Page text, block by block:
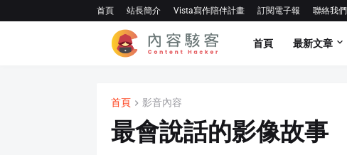
首頁 站長簡介 Vista寫作陪伴計畫 訂閱電子報 聯絡我們
首頁 最新文章
首頁 影音內容
最會說話的影像故事